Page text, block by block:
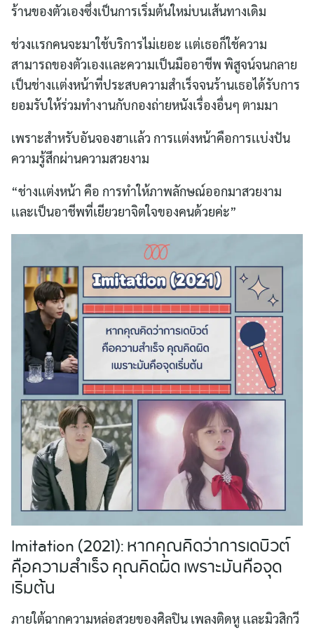
ร้านของตัวเองซึ่งเป็นการเริ่มต้นใหม่บนเส้นทางเดิม
ช่วงเเรกคนจะมาใช้บริการไม่เยอะ เเต่เธอก็ใช้ความ
สามารถของตัวเองเเละความเป็นมืออาชีพ พิสูจน์จนกลาย
เป็นช่างเเต่งหน้าที่ประสบความสำเร็จจนร้านเธอได้รับการ
ยอมรับให้ร่วมทำงานกับกองถ่ายหนังเรื่องอื่นๆ ตามมา
เพราะสำหรับอันจองฮาเเล้ว การเเต่งหน้าคือการเเบ่งปัน
ความรู้สึกผ่านความสวยงาม
“ช่างเเต่งหน้า คือ การทำให้ภาพลักษณ์ออกมาสวยงาม
เเละเป็นอาชีพที่เยียวยาจิตใจของคนด้วยค่ะ”
Imitation (2021): หากคุณคิดว่าการเดบิวต์
คือความสำเร็จ คุณคิดผิด เพราะมันคือจุด
เริ่มต้น
ภายใต้ฉากความหล่อสวยของศิลปิน เพลงติดหู เเละมิวสิกวี